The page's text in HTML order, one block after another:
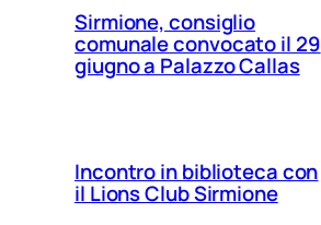
Sirmione, consiglio
comunale convocato il 29
giugno a Palazzo Callas
Incontro in biblioteca con
il Lions Club Sirmione